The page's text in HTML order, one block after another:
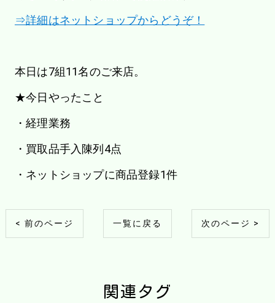
⇒詳細はネットショップからどうぞ！
本日は7組11名のご来店。
★今日やったこと
・経理業務
・買取品手入陳列4点
・ネットショップに商品登録1件
< 前のページ 一覧に戻る 次のページ >
関連タグ